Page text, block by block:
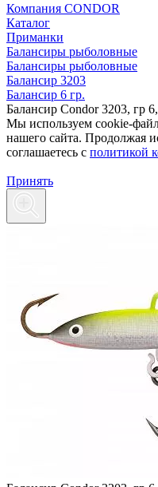
Компания CONDOR
Каталог
Приманки
Балансиры рыболовные
Балансиры рыболовные
Балансир 3203
Балансир 6 гр.
Балансир Condor 3203, гр
Мы используем cookie-
нашего сайта. Продолжая
соглашаетесь c политикой
Принять